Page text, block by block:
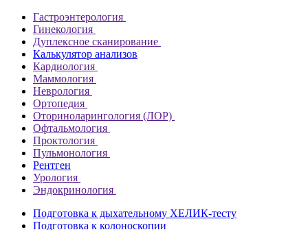
Гастроэнтерология
Гинекология
Дуплексное сканирование
Калькулятор анализов
Кардиология
Маммология
Неврология
Ортопедия
Оториноларингология (ЛОР)
Офтальмология
Проктология
Пульмонология
Рентген
Урология
Эндокринология
Подготовка к дыхательному ХЕЛИК-тесту
Подготовка к колоноскопии